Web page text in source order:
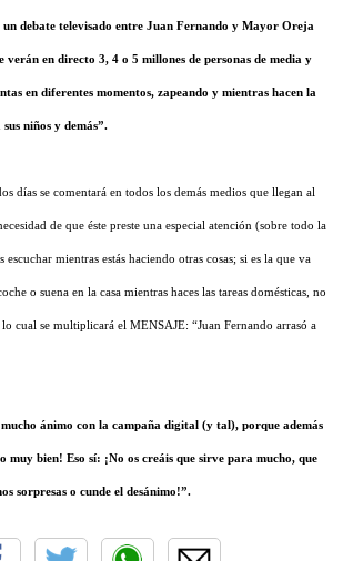
debate televisado entre Juan Fernando y Mayor Oreja
verán en directo 3, 4 o 5 millones de personas de media y
en diferentes momentos, zapeando y mientras hacen la
sus niños y demás”.
días se comentará en todos los demás medios que llegan al
de que éste preste una especial atención (sobre todo la
escuchar mientras estás haciendo otras cosas; si es la que va
o suena en la casa mientras haces las tareas domésticas, no
cual se multiplicará el MENSAJE: “Juan Fernando arrasó a
ánimo con la campaña digital (y tal), porque además
muy bien! Eso sí: ¡No os creáis que sirve para mucho, que
sorpresas o cunde el desánimo!”.